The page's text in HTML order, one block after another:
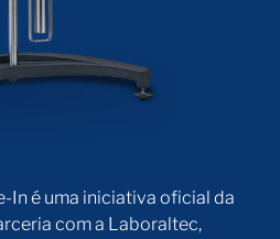
In é uma iniciativa oficial da
com a Laboraltec,